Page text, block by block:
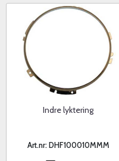
Indre lyktering
Art.nr: DHF100010MMM